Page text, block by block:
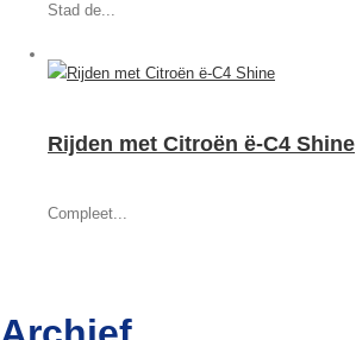
Stad de...
Rijden met Citroën ë-C4 Shine
Compleet...